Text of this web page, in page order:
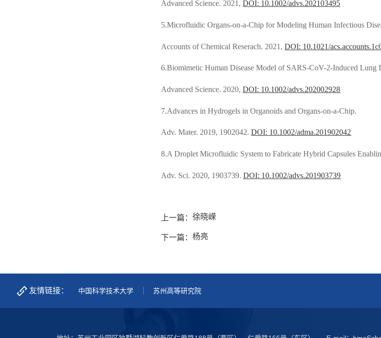
Advanced Science. 2021, DOI: 10.1002/advs.202103495
5.Microfluidic Organs-on-a-Chip for Modeling Human Infectious
Accounts of Chemical Reserach. 2021,DOI: 10.1021/
6.Biomimetic Human Disease Model of SARS-CoV-2-Induced Lung
Advanced Science. 2020,DOI: 10.1002/advs.202002928
7.Advances in Hydrogels in Organoids and Organs-on-a-Chip.
Adv. Mater. 2019, 1902042.DOI: 10.1002/adma.201902042
8.A Droplet Microfluidic System to Fabricate Hybrid Capsules
Adv. Sci. 2020, 1903739.DOI: 10.1002/advs.201903739
上一篇：徐晓嵘
下一篇：杨亮
友情链接： 中国科学技术大学 苏州高等研究院